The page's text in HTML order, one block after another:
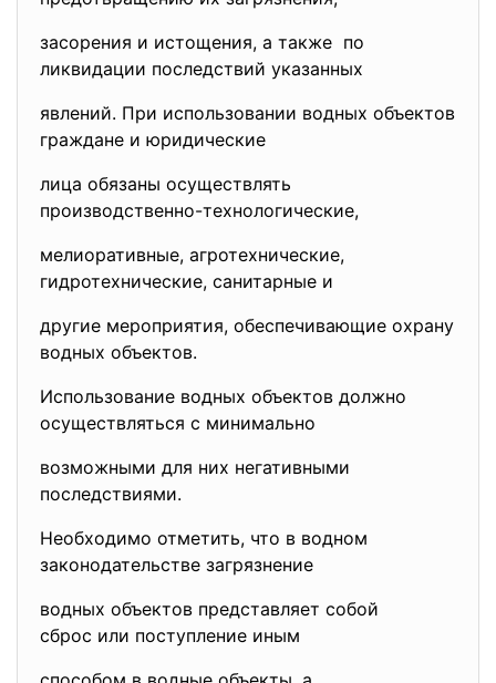
засорения и истощения, а также по
ликвидации последствий указанных
явлений. При использовании водных объектов
граждане и юридические
лица обязаны осуществлять
производственно-технологические,
мелиоративные, агротехнические,
гидротехнические, санитарные и
другие мероприятия, обеспечивающие охрану
водных объектов.
Использование водных объектов должно
осуществляться с минимально
возможными для них негативными
последствиями.
Необходимо отметить, что в водном
законодательстве загрязнение
водных объектов представляет собой
сброс или поступление иным